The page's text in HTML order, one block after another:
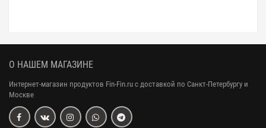
О НАШЕМ МАГАЗИНЕ
Интернет-магазин продуктов Fin-Fin.ru с доставкой по Санкт-Петербургу и
Москве